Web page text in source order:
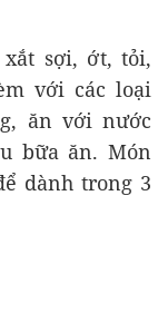
sợi, ớt, tỏi,
với các loại
ăn với nước
bữa ăn. Món
dành trong 3